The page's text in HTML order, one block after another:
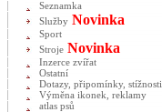
Seznamka
Služby Novinka
Sport
Stroje Novinka
Inzerce zvířat
Ostatní
Dotazy, připomínky, stížnosti
Výměna ikonek, reklamy
atlas psů